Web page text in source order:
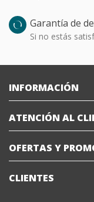
Garantía de
Si no estás
INFORMACIÓN
ATENCIÓN AL
OFERTAS Y
CLIENTES